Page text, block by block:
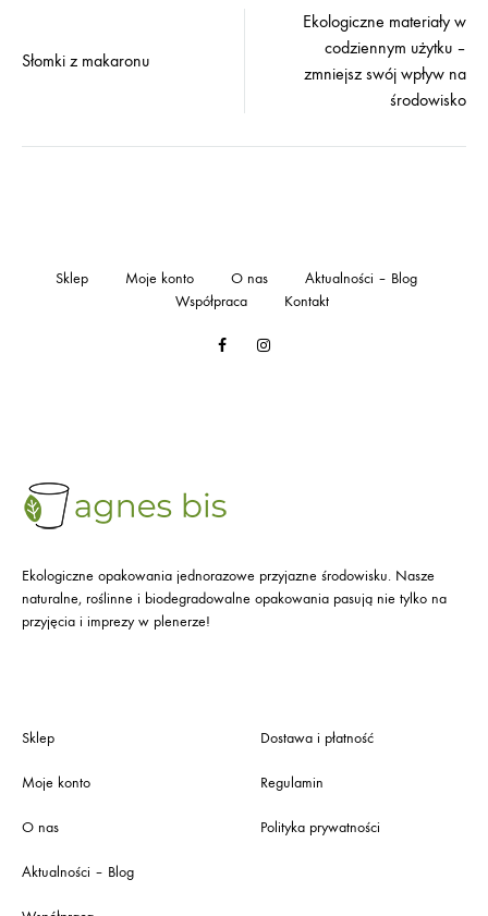
navigation
Słomki z makaronu
Ekologiczne materiały w
codziennym użytku –
zmniejsz swój wpływ na
środowisko
FacebookInstagram
Sklep Moje konto O nas
Aktualności – Blog
Współpraca
Kontakt
Ekologiczne opakowania jednorazowe przyjazne środowisku. Nasze
naturalne, roślinne i biodegradowalne opakowania pasują nie tylko na
przyjęcia i imprezy w plenerze!
Sklep
Moje konto
O nas
Aktualności – Blog
Dostawa i płatność
Regulamin
Polityka prywatności